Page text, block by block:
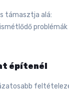
támasztja alá:
építenél